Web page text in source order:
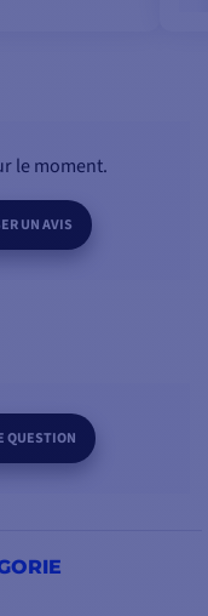
le moment.
UN AVIS
QUESTION